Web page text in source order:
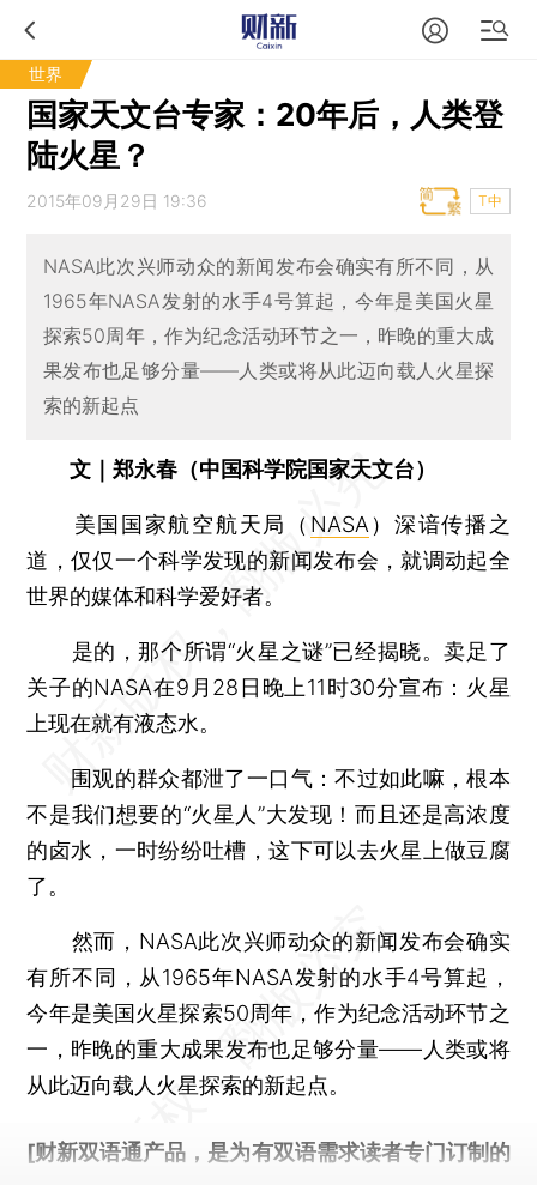
世界
国家天文台专家：20年后，人类登
陆火星？
2015年09月29日 19:36 T中
NASA此次兴师动众的新闻发布会确实有所不同，从
1965年NASA发射的水手4号算起，今年是美国火星
探索50周年，作为纪念活动环节之一，昨晚的重大成
果发布也足够分量——人类或将从此迈向载人火星探
索的新起点
文｜郑永春（中国科学院国家天文台）
美国国家航空航天局（ NASA ）深谙传播之
道，仅仅一个科学发现的新闻发布会，就调动起全
世界的媒体和科学爱好者。
是的，那个所谓“火星之谜”已经揭晓。卖足了
关子的NASA在9月28日晚上11时30分宣布：火星
上现在就有液态水。
围观的群众都泄了一口气：不过如此嘛，根本
不是我们想要的“火星人”大发现！而且还是高浓度
的卤水，一时纷纷吐槽，这下可以去火星上做豆腐
了。
然而，NASA此次兴师动众的新闻发布会确实
有所不同，从1965年NASA发射的水手4号算起，
今年是美国火星探索50周年，作为纪念活动环节之
一，昨晚的重大成果发布也足够分量——人类或将
从此迈向载人火星探索的新起点。
[财新双语通产品，是为有双语需求读者专门订制的